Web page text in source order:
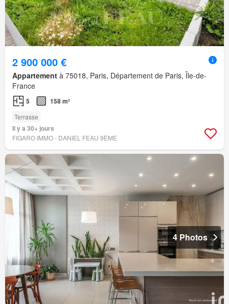
2 900 000 €
Appartement à 75018, Paris, Département de Paris, Île-de-
France
5 158 m²
Terrasse
Il y a 30+ jours
FIGARO IMMO - DANIEL FEAU 9ÈME
4 Photos